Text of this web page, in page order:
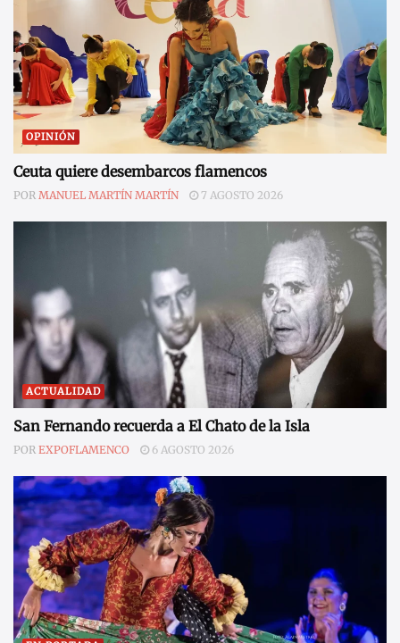
OPINIÓN
Ceuta quiere desembarcos flamencos
POR MANUEL MARTÍN MARTÍN 7 AGOSTO 2026
ACTUALIDAD
San Fernando recuerda a El Chato de la Isla
POR EXPOFLAMENCO 6 AGOSTO 2026